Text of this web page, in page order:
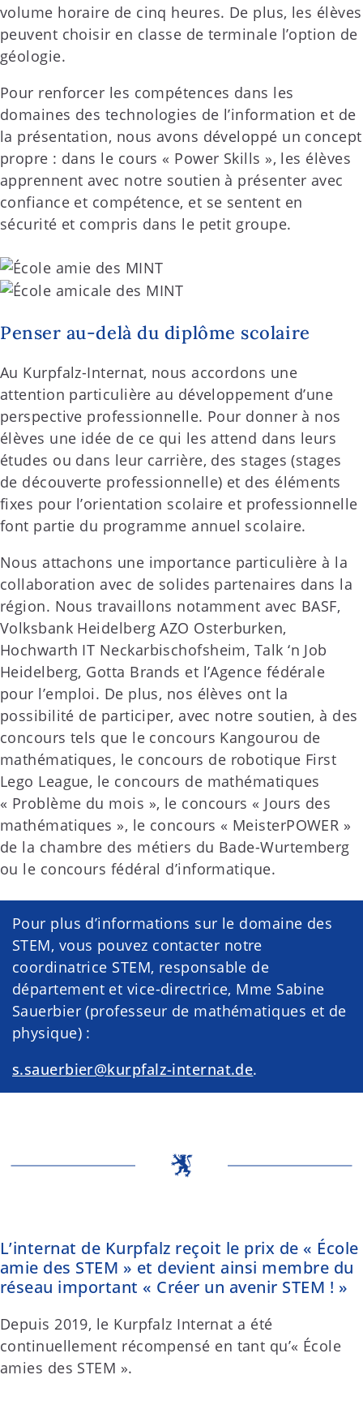
volume horaire de cinq heures. De plus, les élèves
peuvent choisir en classe de terminale l’option de
géologie.
Pour renforcer les compétences dans les
domaines des technologies de l’information et de
la présentation, nous avons développé un concept
propre : dans le cours « Power Skills », les élèves
apprennent avec notre soutien à présenter avec
confiance et compétence, et se sentent en
sécurité et compris dans le petit groupe.
Penser au-delà du diplôme scolaire
Au Kurpfalz-Internat, nous accordons une
attention particulière au développement d’une
perspective professionnelle. Pour donner à nos
élèves une idée de ce qui les attend dans leurs
études ou dans leur carrière, des stages (stages
de découverte professionnelle) et des éléments
fixes pour l’orientation scolaire et professionnelle
font partie du programme annuel scolaire.
Nous attachons une importance particulière à la
collaboration avec de solides partenaires dans la
région. Nous travaillons notamment avec BASF,
Volksbank Heidelberg AZO Osterburken,
Hochwarth IT Neckarbischofsheim, Talk ‘n Job
Heidelberg, Gotta Brands et l’Agence fédérale
pour l’emploi. De plus, nos élèves ont la
possibilité de participer, avec notre soutien, à des
concours tels que le concours Kangourou de
mathématiques, le concours de robotique First
Lego League, le concours de mathématiques
« Problème du mois », le concours « Jours des
mathématiques », le concours « MeisterPOWER »
de la chambre des métiers du Bade-Wurtemberg
ou le concours fédéral d’informatique.
Pour plus d’informations sur le domaine des
STEM, vous pouvez contacter notre
coordinatrice STEM, responsable de
département et vice-directrice, Mme Sabine
Sauerbier (professeur de mathématiques et de
physique) :
s.sauerbier@kurpfalz-internat.de.
L’internat de Kurpfalz reçoit le prix de « École
amie des STEM » et devient ainsi membre du
réseau important « Créer un avenir STEM ! »
Depuis 2019, le Kurpfalz Internat a été
continuellement récompensé en tant qu’« École
amies des STEM ».